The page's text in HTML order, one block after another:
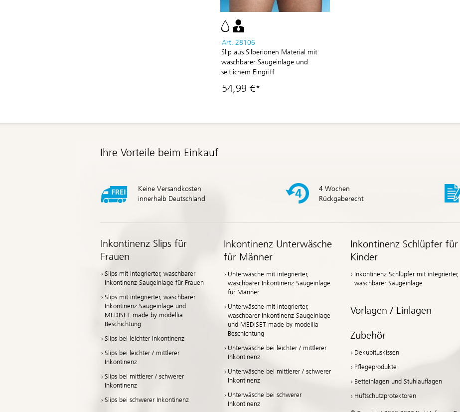
Art. 28106
Slip aus Silberionen Material mit
waschbarer Saugeinlage und
seitlichem Eingriff
54,99 €*
Ihre Vorteile beim Einkauf
Keine Versandkosten
innerhalb Deutschland
4 Wochen
Rückgaberecht
Inkontinenz Slips für
Frauen
Slips mit integrierter, waschbarer
Inkontinenz Saugeinlage für Frauen
Slips mit integrierter, waschbarer
Inkontinenz Saugeinlage und
MEDISET made by modellia
Beschichtung
Slips bei leichter Inkontinenz
Slips bei leichter / mittlerer
Inkontinenz
Slips bei mittlerer / schwerer
Inkontinenz
Slips bei schwerer Inkontinenz
Inkontinenz Unterwäsche
für Männer
Unterwäsche mit integrierter,
waschbarer Inkontinenz Saugeinlage
für Männer
Unterwäsche mit integrierter,
waschbarer Inkontinenz Saugeinlage
und MEDISET made by modellia
Beschichtung
Unterwäsche bei leichter / mittlerer
Inkontinenz
Unterwäsche bei mittlerer / schwerer
Inkontinenz
Unterwäsche bei schwerer
Inkontinenz
Inkontinenz Schlüpfer für
Kinder
Inkontinenz Schlüpfer mit integrierter,
waschbarer Saugeinlage
Vorlagen / Einlagen
Zubehör
Dekubituskissen
Pflegeprodukte
Betteinlagen und Stuhlauflagen
Hüftschutzprotektoren